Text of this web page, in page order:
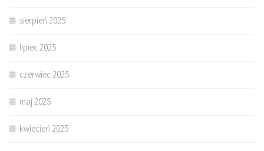
sierpień 2025
lipiec 2025
czerwiec 2025
maj 2025
kwiecień 2025